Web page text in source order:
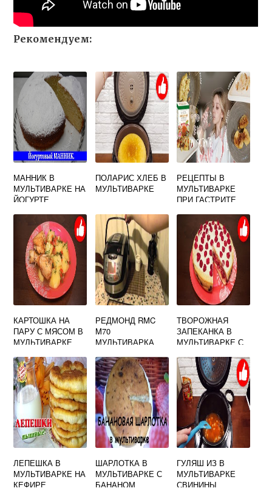
Рекомендуем:
МАННИК В
МУЛЬТИВАРКЕ НА
ЙОГУРТЕ
ПОЛАРИС ХЛЕБ В
МУЛЬТИВАРКЕ
РЕЦЕПТЫ В
МУЛЬТИВАРКЕ
ПРИ ГАСТРИТЕ
КАРТОШКА НА
ПАРУ С МЯСОМ В
МУЛЬТИВАРКЕ
РЕДМОНД RMC
M70
МУЛЬТИВАРКА
ТВОРОЖНАЯ
ЗАПЕКАНКА В
МУЛЬТИВАРКЕ С
ЛЕПЕШКА В
МУЛЬТИВАРКЕ НА
КЕФИРЕ
ШАРЛОТКА В
МУЛЬТИВАРКЕ С
БАНАНОМ
ГУЛЯШ ИЗ В
МУЛЬТИВАРКЕ
СВИНИНЫ